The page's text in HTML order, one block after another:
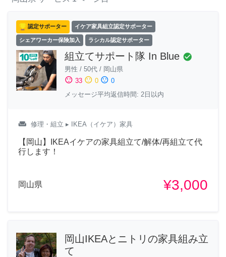
認定サポーター イケア家具組立認定サポーター
シェアワーカー保険加入 ラシカル認定サポーター
組立てサポート隊 In Blue check_circle
男性 / 50代 / 岡山県
sentiment_satisfied 33 sentiment_neutral 0 sentiment_dissatisfied 0
メッセージ平均返信時間: 2日以内
weekend 修理・組立 ▸ IKEA（イケア）家具
【岡山】IKEAイケアの家具組立て/解体/再組立て代
行します！
岡山県 ¥3,000
岡山IKEAとニトリの家具組み立
て